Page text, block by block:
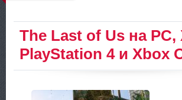
The Last of Us на PC,
PlayStation 4 и Xbox